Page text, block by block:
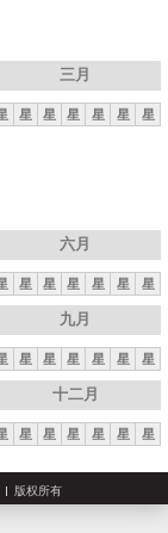
三月
星 星 星 星 星 星
六月
星 星 星 星 星 星
九月
星 星 星 星 星 星
十二月
星 星 星 星 星 星
版权所有